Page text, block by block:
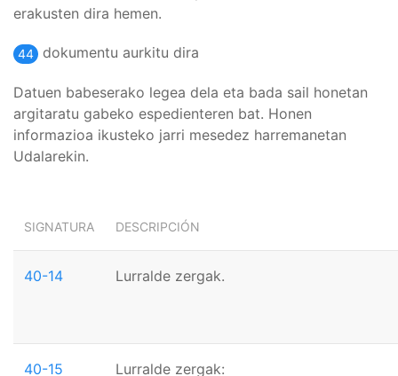
erakusten dira hemen.
44 dokumentu aurkitu dira
Datuen babeserako legea dela eta bada sail honetan
argitaratu gabeko espedienteren bat. Honen
informazioa ikusteko jarri mesedez harremanetan
Udalarekin.
SIGNATURA DESCRIPCIÓN
40-14 Lurralde zergak.
40-15
Lurralde zergak: